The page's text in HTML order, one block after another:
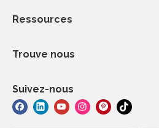
Ressources
Trouve nous
Suivez-nous